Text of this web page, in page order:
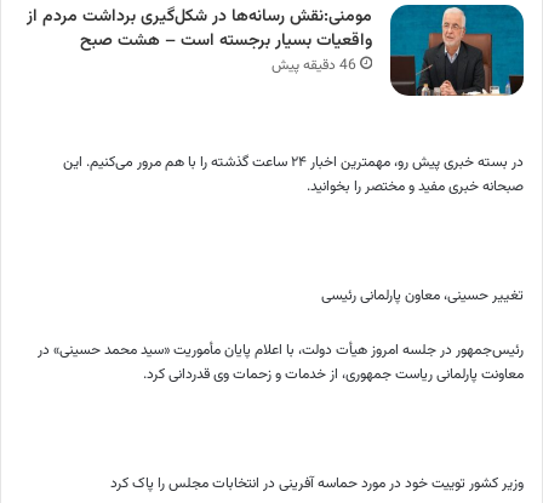
مومنی:نقش رسانه‌ها در شکل‌گیری برداشت مردم از
واقعیات بسیار برجسته است – هشت صبح
46 دقیقه پیش
در بسته خبری پیش رو، مهمترین اخبار ۲۴ ساعت گذشته را با هم مرور می‌کنیم. این
صبحانه خبری مفید و مختصر را بخوانید.
تغییر حسینی، معاون پارلمانی رئیسی
رئیس‌جمهور در جلسه امروز هیأت دولت، با اعلام پایان مأموریت «سید محمد حسینی» در
معاونت پارلمانی ریاست جمهوری، از خدمات و زحمات وی قدردانی کرد.
وزیر کشور توییت خود در مورد حماسه آفرینی در انتخابات مجلس را پاک کرد